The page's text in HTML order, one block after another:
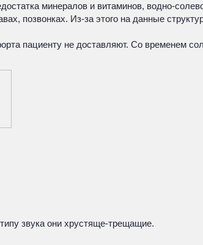
минералов и витаминов, водно-
позвонках. Из-за этого на данные
пациенту не доставляют. Со временем
звука они хрустяще-трещащие.